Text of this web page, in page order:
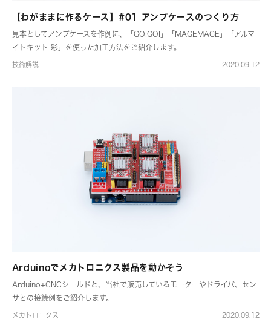
【わがままに作るケース】#01 アンプケースのつくり方
見本としてアンプケースを作例に、「GOIGOI」「MAGEMAGE」「アルマ
イトキット 彩」を使った加工方法をご紹介します。
技術解説 2020.09.12
Arduinoでメカトロニクス製品を動かそう
Arduino+CNCシールドと、当社で販売しているモーターやドライバ、セン
サとの接続例をご紹介します。
メカトロニクス 2020.09.12